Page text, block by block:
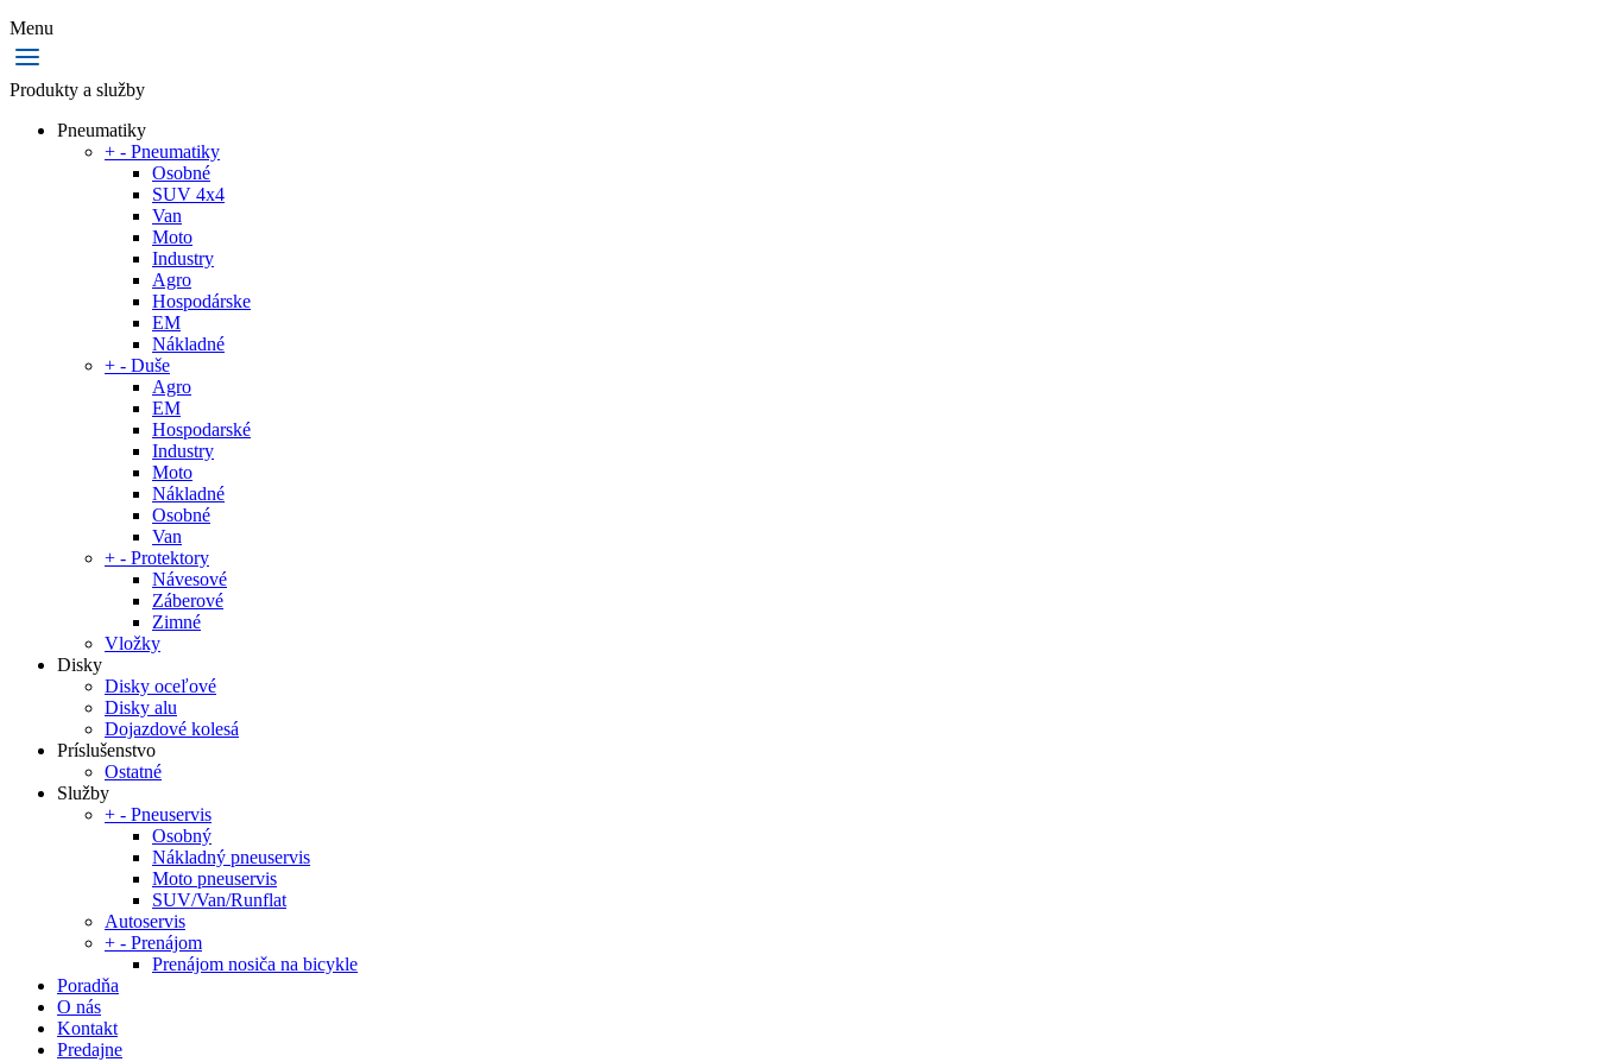
Menu
Produkty a služby
Pneumatiky
+ - Pneumatiky
Osobné
SUV 4x4
Van
Moto
Industry
Agro
Hospodárske
EM
Nákladné
+ - Duše
Agro
EM
Hospodarské
Industry
Moto
Nákladné
Osobné
Van
+ - Protektory
Návesové
Záberové
Zimné
Vložky
Disky
Disky oceľové
Disky alu
Dojazdové kolesá
Príslušenstvo
Ostatné
Služby
+ - Pneuservis
Osobný
Nákladný pneuservis
Moto pneuservis
SUV/Van/Runflat
Autoservis
+ - Prenájom
Prenájom nosiča na bicykle
Poradňa
O nás
Kontakt
Predajne